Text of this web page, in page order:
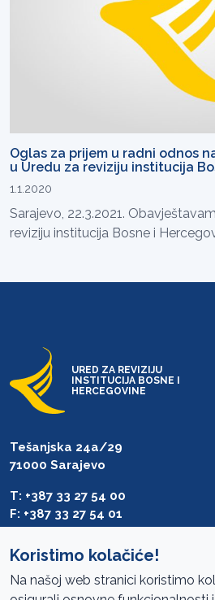
Oglas za prijem u radni odnos
u Uredu za reviziju institucija
1.1.2020
Sarajevo, 22.3.2021.
reviziju institucija Bosne i
URED ZA REVIZIJU
INSTITUCIJA BOSNE I
HERCEGOVINE
Tešanjska 24a/29
71000 Sarajevo
T: +387 33 27 54 00
F: +387 33 27 54 01
Koristimo kolačiće!
Na našoj web stranici koristimo